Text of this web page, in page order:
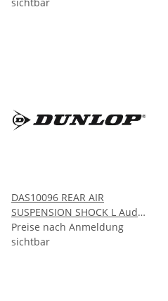
DAS10096 REAR AIR
SUSPENSION SHOCK L Audi
A6 ALLROAD QUATTRO
AVANT (C6) 2004-2011
Preise nach Anmeldung
sichtbar